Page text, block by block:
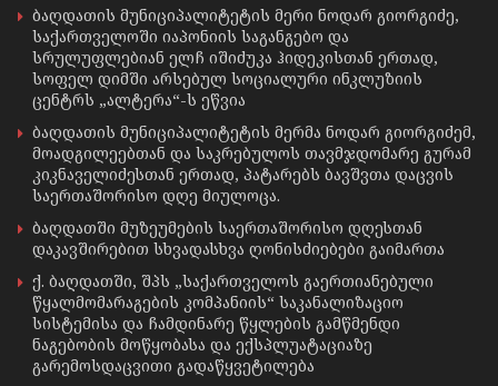
ბაღდათის მუნიციპალიტეტის მერი ნოდარ გიორგიძე,
საქართველოში იაპონიის საგანგებო და
სრულუფლებიან ელჩ იშიძუკა ჰიდეკისთან ერთად,
სოფელ დიმში არსებულ სოციალური ინკლუზიის
ცენტრს „ალტერა“-ს ეწვია
ბაღდათის მუნიციპალიტეტის მერმა ნოდარ გიორგიძემ,
მოადგილეებთან და საკრებულოს თავმჯდომარე გურამ
კიკნაველიძესთან ერთად, პატარებს ბავშვთა დაცვის
საერთაშორისო დღე მიულოცა.
ბაღდათში მუზეუმების საერთაშორისო დღესთან
დაკავშირებით სხვადასხვა ღონისძიებები გაიმართა
ქ. ბაღდათში, შპს „საქართველოს გაერთიანებული
წყალმომარაგების კომპანიის“ საკანალიზაციო
სისტემისა და ჩამდინარე წყლების გამწმენდი
ნაგებობის მოწყობასა და ექსპლუატაციაზე
გარემოსდაცვითი გადაწყვეტილება